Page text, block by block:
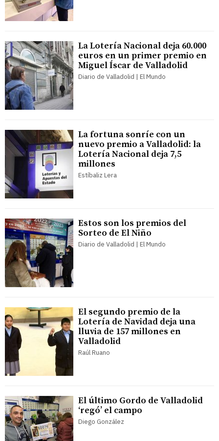
La Lotería Nacional deja 60.000
euros en un primer premio en
Miguel Íscar de Valladolid
Diario de Valladolid | El Mundo
La fortuna sonríe con un
nuevo premio a Valladolid: la
Lotería Nacional deja 7,5
millones
Estíbaliz Lera
Estos son los premios del
Sorteo de El Niño
Diario de Valladolid | El Mundo
El segundo premio de la
Lotería de Navidad deja una
lluvia de 157 millones en
Valladolid
Raúl Ruano
El último Gordo de Valladolid
‘regó’ el campo
Diego González